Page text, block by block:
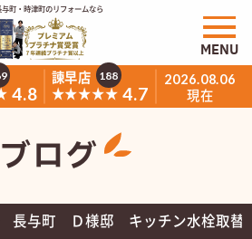
町・時津町のリフォームなら
4.8
諫早店
★★★★★ 4.7
188 2026.08.06
現在
MENU
ブログ
長与町 Ｄ様邸 キッチン水栓取替